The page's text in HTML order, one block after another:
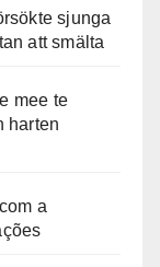
sjunga
att smälta
mee te
harten
a